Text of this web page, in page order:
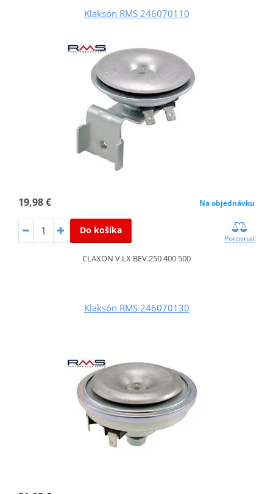
Klaksón RMS 246070110
19,98 € Na objednávku
Do košíka
Porovnať
CLAXON V.LX BEV.250 400 500
Klaksón RMS 246070130